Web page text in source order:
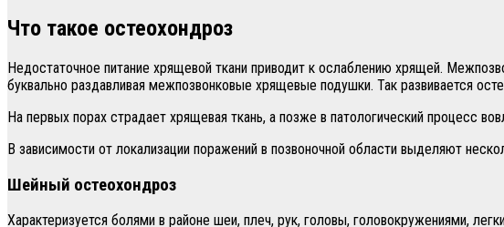
Что такое остеохондроз
Недостаточное питание хрящевой ткани приводит к ослаблению хрящей.
буквально раздавливая межпозвонковые хрящевые подушки. Так развивается
На первых порах страдает хрящевая ткань, а позже в патологический процесс
В зависимости от локализации поражений в позвоночной области выделяют
Шейный остеохондроз
Характеризуется болями в районе шеи, плеч, рук, головы, головокружениями,